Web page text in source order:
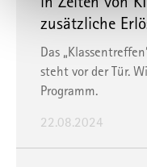
oder Zugriffe auf die
Behörden der USA,
bedeuten, ohne dass
zustehen. Unter "
Einstellungen ändern
Sie können Ihre
zusätzliche
Das
steht vor der Tür.
Programm.
22.08.2024